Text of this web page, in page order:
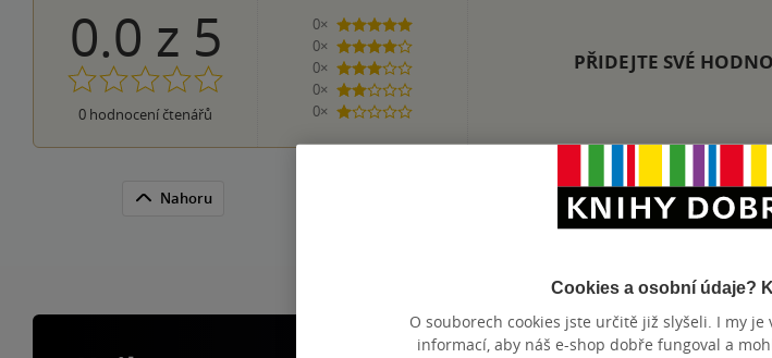
0.0 z 5
0 hodnocení čtenářů
0×
5 hvězdiček
0×
4 hvězdičky
0×
3 hvězdičky
0×
2 hvězdičky
0×
1 hvezdička
PŘIDEJTE SVÉ
Nahoru
Zobrazeno 20
Cookies a osobní údaje?
O souborech cookies jste určitě již slyšeli. I my
informací, aby náš e-shop dobře fungoval a